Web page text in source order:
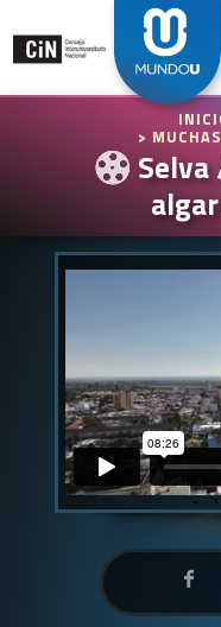
>
Selva